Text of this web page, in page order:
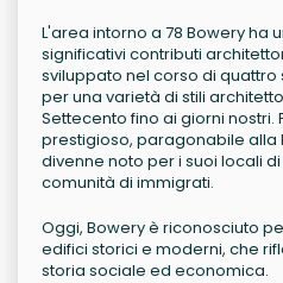
L'area intorno a 78 Bowery ha
significativi contributi
sviluppato nel corso di
per una varietà di stili
Settecento fino ai giorni nostri.
prestigioso, paragonabile alla
divenne noto per i suoi locali
comunità di immigrati.
Oggi, Bowery è riconosciuto
edifici storici e moderni, che
storia sociale ed economica.